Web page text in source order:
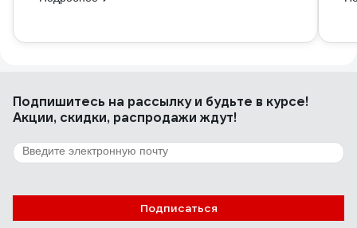
Подпишитесь на рассылкуи будьте в курсе!
Акции, скидки, распродажи ждут!
Подписаться